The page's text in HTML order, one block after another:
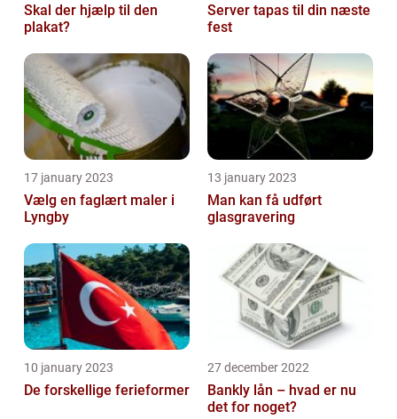
Skal der hjælp til den
plakat?
Server tapas til din næste
fest
17 january 2023
Vælg en faglært maler i
Lyngby
13 january 2023
Man kan få udført
glasgravering
10 january 2023
De forskellige ferieformer
27 december 2022
Bankly lån – hvad er nu
det for noget?